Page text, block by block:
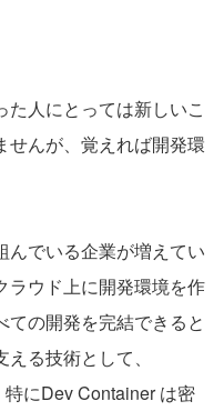
人にとっては新しいこ
せんが、覚えれば開発環
んでいる企業が増えてい
ラウド上に開発環境を作
ての開発を完結できると
る技術として、
にDev Container は密